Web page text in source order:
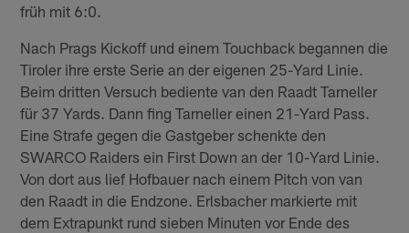
früh mit 6:0.
Nach Prags Kickoff und einem Touchback begannen die
Tiroler ihre erste Serie an der eigenen 25-Yard Linie.
Beim dritten Versuch bediente van den Raadt Tarneller
für 37 Yards. Dann fing Tarneller einen 21-Yard Pass.
Eine Strafe gegen die Gastgeber schenkte den
SWARCO Raiders ein First Down an der 10-Yard Linie.
Von dort aus lief Hofbauer nach einem Pitch von van
den Raadt in die Endzone. Erlsbacher markierte mit
dem Extrapunkt rund sieben Minuten vor Ende des